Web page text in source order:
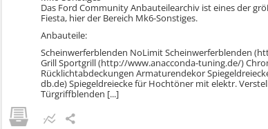
Das Ford Community Anbauteilearchiv ist eines der
Fiesta, hier der Bereich Mk6-Sonstiges.
Anbauteile:
Scheinwerferblenden NoLimit Scheinwerferblenden
Grill Sportgrill (http://www.anacconda-tuning.de/)
Rücklichtabdeckungen Armaturendekor
db.de) Spiegeldreiecke für Hochtöner mit elektr.
Türgriffblenden [...]